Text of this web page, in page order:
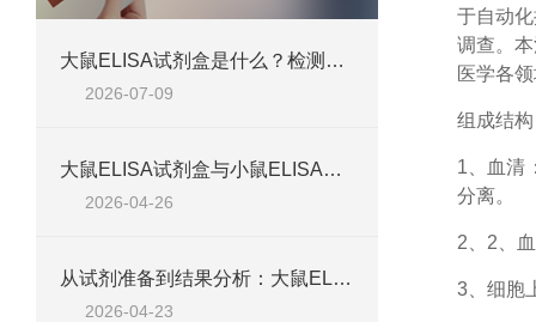
大鼠ELISA试剂盒是什么？检测原理、试剂盒组成与适用样本类型全解析
2026-07-09
大鼠ELISA试剂盒与小鼠ELISA试剂盒对比：检测差异、适用物种及实验场景差异化分析
2026-04-26
从试剂准备到结果分析：大鼠ELISA试剂盒操作技巧、浓度校准及实验高效完成全攻略
2026-04-23
于自动
调查。
医学各
组成结构
1、
血清
分离。
2、 2、
3、细胞